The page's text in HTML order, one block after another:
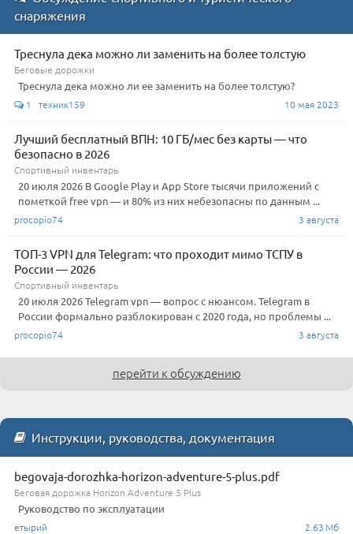
снаряжения
Треснула дека можно ли заменить на более толстую
Беговые дорожки
Треснула дека можно ли ее заменить на более толстую?
1 техник159 10 мая 2023
Лучший бесплатный ВПН: 10 ГБ/мес без карты — что
безопасно в 2026
Спортивный инвентарь
20 июля 2026 В Google Play и App Store тысячи приложений с
пометкой free vpn — и 80% из них небезопасны по данным ...
procopio74 3 августа
ТОП-3 VPN для Telegram: что проходит мимо ТСПУ в
России — 2026
Спортивный инвентарь
20 июля 2026 Telegram vpn — вопрос с нюансом. Telegram в
России формально разблокирован с 2020 года, но проблемы ...
procopio74 3 августа
перейти к обсуждению
Инструкции, руководства, документация
begovaja-dorozhka-horizon-adventure-5-plus.pdf
Беговая дорожка Horizon Adventure 5 Plus
Руководство по эксплуатации
етырий 2.63 Мб